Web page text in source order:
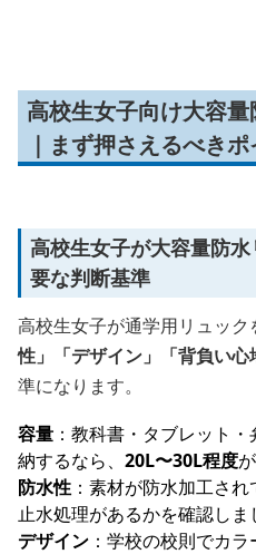
高校生女子向け大容
｜まず押さえるべきポ
高校生女子が大容量防
要な判断基準
高校生女子が通学用リュック
性」「デザイン」「背負い心
準になります。
容量 ：教科書・タブレット
納するなら、 20L〜30L程度
防水性 ：素材が防水加工さ
止水処理があるかを確認しま
デザイン ：学校の校則でカ